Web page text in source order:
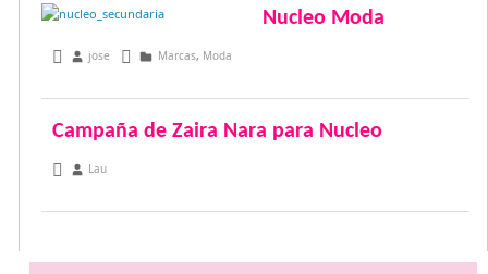
Nucleo Moda
febrero 25, 2013
jose Marcas, Moda
Campaña de Zaira Nara para Nucleo
noviembre 15, 2012
Lau